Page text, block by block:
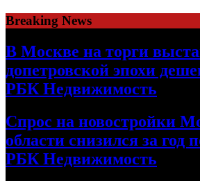
Skip
to
content
Breaking News
В Москве на торги
допетровской эпохи
РБК Недвижимость
Спрос на новостройки
области снизился за год
РБК Недвижимость